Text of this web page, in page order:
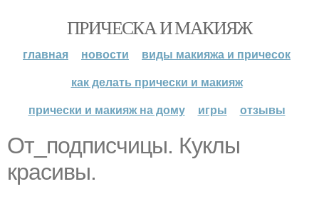
ПРИЧЕСКА И МАКИЯЖ
главная новости
виды макияжа и причесок
как делать прически и макияж
прически и макияж на дому
игры отзывы
От_подписчицы. Куклы
красивы.